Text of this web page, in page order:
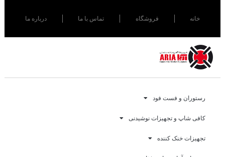
خانه فروشگاه تماس با ما درباره ما
رستوران و فست فود
کافی شاپ و تجهیزات نوشیدنی
تجهیزات خنک کننده